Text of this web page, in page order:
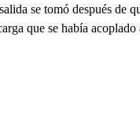
se tomó después
que se había